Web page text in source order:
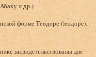
и др.)
форме Теодоре ()еодоре).
засвидетельствованы две